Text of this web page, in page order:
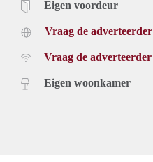
Eigen voordeur
Vraag de adverteerder
Vraag de adverteerder
Eigen woonkamer